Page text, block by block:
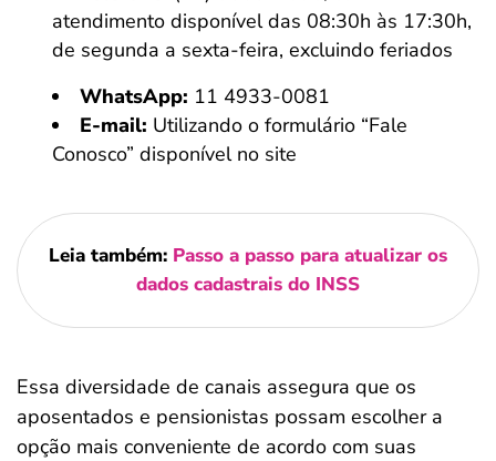
atendimento disponível das 08:30h às 17:30h,
de segunda a sexta-feira, excluindo feriados
WhatsApp: 11 4933-0081
E-mail: Utilizando o formulário “Fale
Conosco” disponível no site
Leia também: Passo a passo para atualizar os
dados cadastrais do INSS
Essa diversidade de canais assegura que os
aposentados e pensionistas possam escolher a
opção mais conveniente de acordo com suas